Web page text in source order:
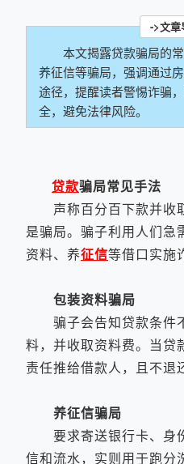
本文揭露贷款骗局的
养征信等骗局，强调通过
途径，提醒读者警惕诈骗
全，避免法律风险。
贷款骗局常见手法
声称百分百下款并收
是骗局。骗子利用人们急
资料、养征信等借口实施
包装资料骗局
骗子会告知贷款条件
料，并收取资料费。当贷
责任推给借款人，且不退
养征信骗局
要求寄送银行卡、身
信和流水，实则用于跑分